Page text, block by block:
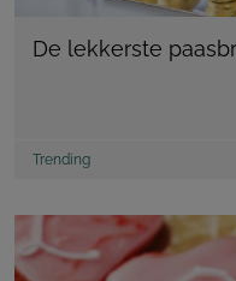
De lekkerste
Trending